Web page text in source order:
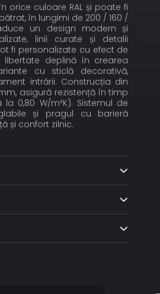
orice culoare RAL și poate fi
în lungimi de 200 / 160 /
un design modern și
linii curate și detalii
fi personalizate cu efect de
deplină în crearea
cu sticlă decorativă,
intrării. Construcția din
asigură rezistență în timp
0,80 W/m²K). Sistemul de
și pragul cu barieră
și confort zilnic.